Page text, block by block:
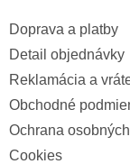
Doprava a platby
Detail objednávky
Reklamácia a
Obchodné
Ochrana
Cookies